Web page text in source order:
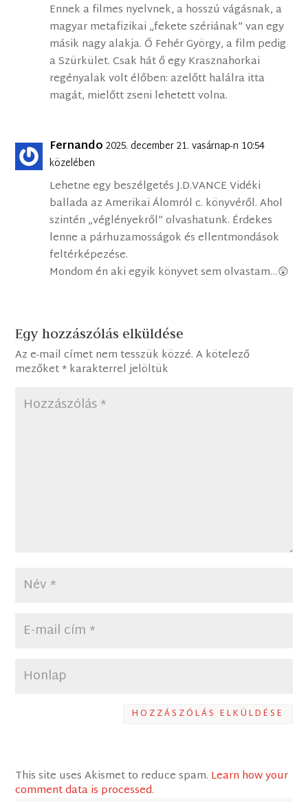
Ennek a filmes nyelvnek, a hosszú vágásnak, a
magyar metafizikai „fekete szériának” van egy
másik nagy alakja. Ő Fehér György, a film pedig
a Szürkület. Csak hát ő egy Krasznahorkai
regényalak volt élőben: azelőtt halálra itta
magát, mielőtt zseni lehetett volna.
Fernando 2025. december 21. vasárnap-n 10:54
közelében
Lehetne egy beszélgetés J.D.VANCE Vidéki ​
ballada az Amerikai Álomról c. könyvéről. Ahol
szintén „véglényekről” olvashatunk. Érdekes
lenne a párhuzamosságok és ellentmondások
feltérképezése.
Mondom én aki egyik könyvet sem olvastam…😲
Egy hozzászólás elküldése
Az e-mail címet nem tesszük közzé. A kötelező
mezőket*karakterrel jelöltük
HOZZÁSZÓLÁS ELKÜLDÉSE
This site uses Akismet to reduce spam. Learn how your
comment data is processed.